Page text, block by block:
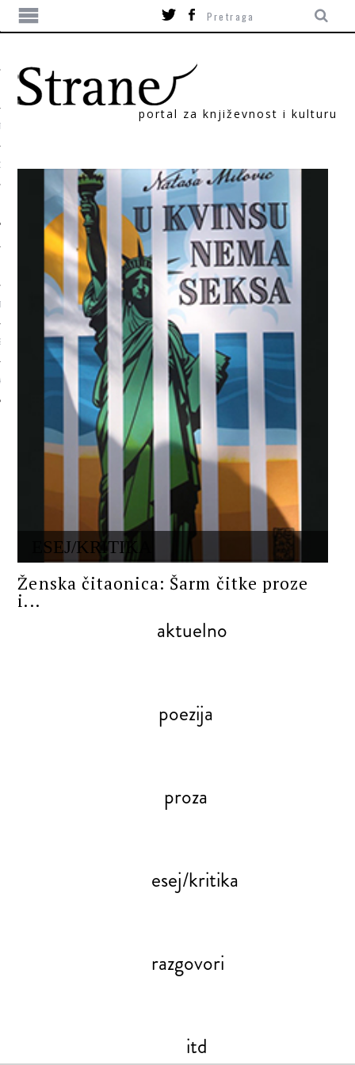
portal za književnost i kulturu
ESEJ/KRITIKA
Ženska čitaonica: Šarm čitke proze
i...
aktuelno
poezija
proza
esej/kritika
razgovori
itd